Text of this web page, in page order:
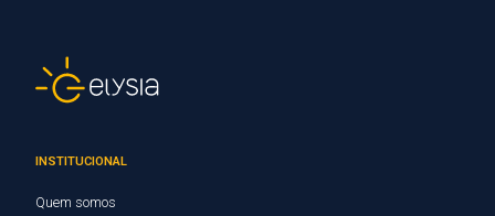
INSTITUCIONAL
Quem somos